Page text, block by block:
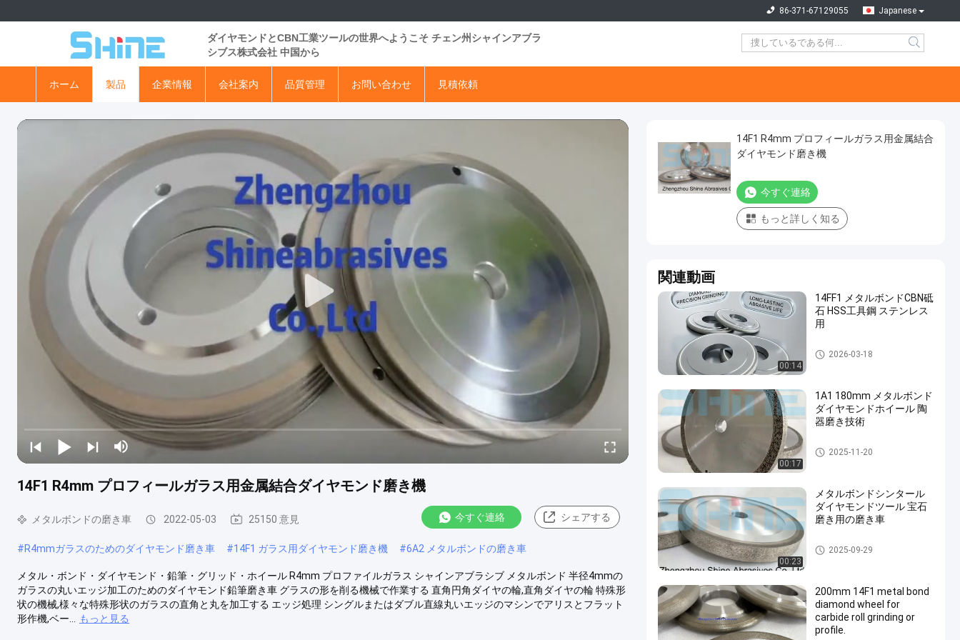
Japanese
86-371-67129055
ダイヤモンドとCBN工業ツールの世界へようこそ チェン州シャインアブラ
シブス株式会社 中国から
ホーム 製品 企業情報 会社案内 品質管理 お問い合わせ 見積依頼
14F1 R4mm プロフィールガラス用金属結合ダイヤモンド磨き機
メタルボンドの磨き車 2022-05-03 25150 意見 今すぐ連絡 シェアする
#R4mmガラスのためのダイヤモンド磨き車 #14F1 ガラス用ダイヤモンド磨き機 #6A2 メタルボンドの磨き車
メタル・ボンド・ダイヤモンド・鉛筆・グリッド・ホイール R4mm プロファイルガラス シャインアブラシブ メタルボンド 半径4mmの
ガラスの丸いエッジ加工のためのダイヤモンド鉛筆磨き車 グラスの形を削る機械で作業する 直角円角ダイヤの輪,直角ダイヤの輪 特殊形
状の機械,様々な特殊形状のガラスの直角と丸を加工する エッジ処理 シングルまたはダブル直線丸いエッジのマシンでアリスとフラット
形作機,ベー...
もっと見る
14F1 R4mm プロフィールガラス用金属結合
ダイヤモンド磨き機
今すぐ連絡
もっと詳しく知る
関連動画
00:14
14FF1 メタルボンドCBN砥
石 HSS工具鋼 ステンレス
用
メタルボンドの磨き車
2026-03-18
00:17
1A1 180mm メタルボンド
ダイヤモンドホイール 陶
器磨き技術
メタルボンドの磨き車
2025-11-20
00:23
メタルボンドシンタール
ダイヤモンドツール 宝石
磨き用の磨き車
メタルボンドの磨き車
2025-09-29
200mm 14F1 metal bond
diamond wheel for
carbide roll grinding or
profile.